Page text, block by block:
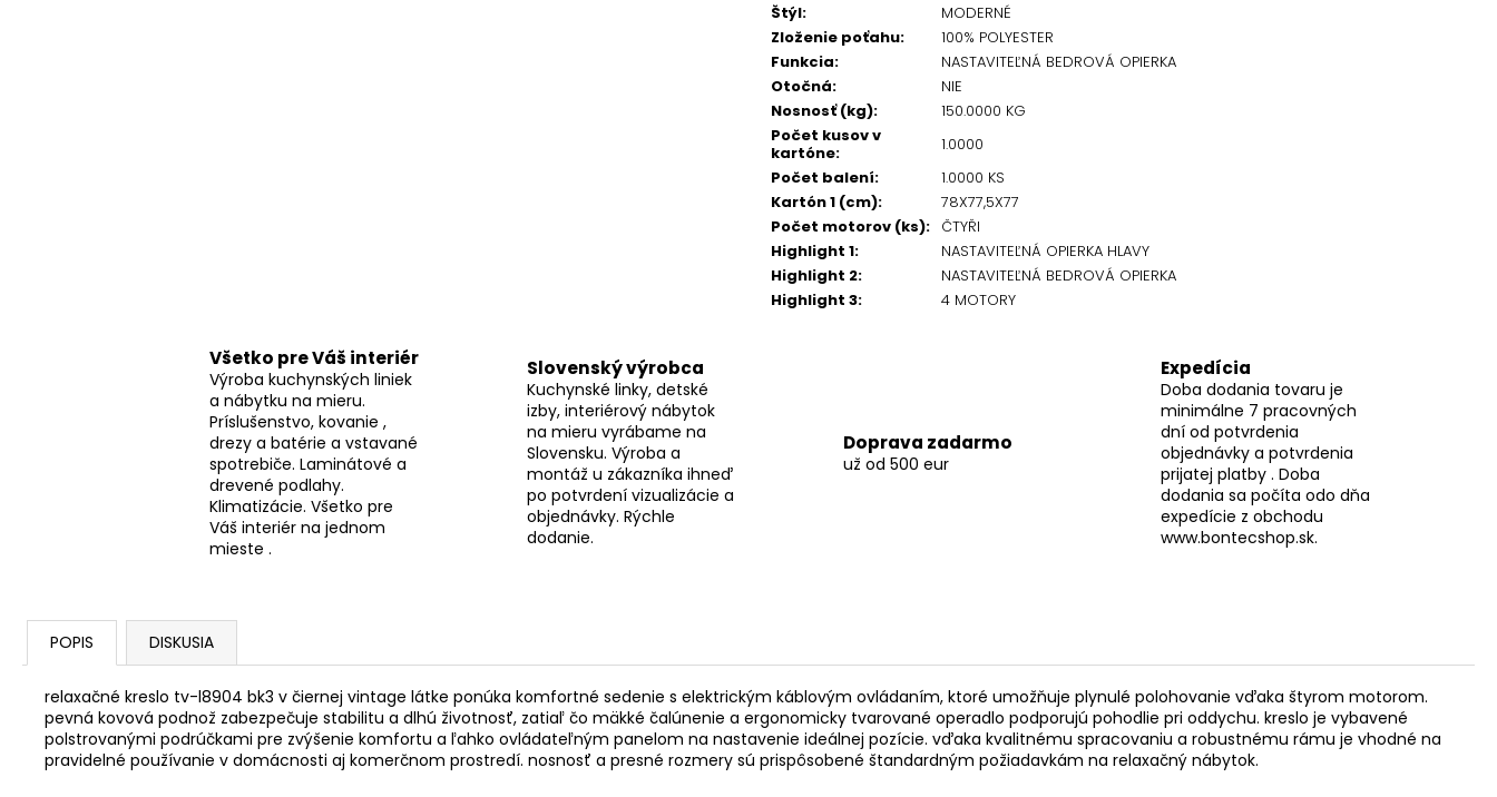
Štýl:
MODERNÉ
Zloženie poťahu:
100% POLYESTER
Funkcia:
NASTAVITEĽNÁ BEDROVÁ OPIERKA
Otočná:
NIE
Nosnosť (kg):
150.0000 KG
Počet kusov v
kartóne:
1.0000
Počet balení:
1.0000 KS
Kartón 1 (cm):
78X77,5X77
Počet motorov (ks): ČTYŘI
Highlight 1:
NASTAVITEĽNÁ OPIERKA HLAVY
Highlight 2:
NASTAVITEĽNÁ BEDROVÁ OPIERKA
Highlight 3: 4 MOTORY
Všetko pre Váš interiér
Výroba kuchynských liniek
a nábytku na mieru.
Príslušenstvo, kovanie ,
drezy a batérie a vstavané
spotrebiče. Laminátové a
drevené podlahy.
Klimatizácie. Všetko pre
Váš interiér na jednom
mieste .
Slovenský výrobca
Kuchynské linky, detské
izby, interiérový nábytok
na mieru vyrábame na
Slovensku. Výroba a
montáž u zákazníka ihneď
po potvrdení vizualizácie a
objednávky. Rýchle
dodanie.
Doprava zadarmo
už od 500 eur
Expedícia
Doba dodania tovaru je
minimálne 7 pracovných
dní od potvrdenia
objednávky a potvrdenia
prijatej platby . Doba
dodania sa počíta odo dňa
expedície z obchodu
www.bontecshop.sk.
POPIS DISKUSIA
relaxačné kreslo tv-l8904 bk3 v čiernej vintage látke ponúka komfortné sedenie s elektrickým káblovým ovládaním, ktoré umožňuje plynulé polohovanie vďaka štyrom motorom.
pevná kovová podnož zabezpečuje stabilitu a dlhú životnosť, zatiaľ čo mäkké čalúnenie a ergonomicky tvarované operadlo podporujú pohodlie pri oddychu. kreslo je vybavené
polstrovanými podrúčkami pre zvýšenie komfortu a ľahko ovládateľným panelom na nastavenie ideálnej pozície. vďaka kvalitnému spracovaniu a robustnému rámu je vhodné na
pravidelné používanie v domácnosti aj komerčnom prostredí. nosnosť a presné rozmery sú prispôsobené štandardným požiadavkám na relaxačný nábytok.